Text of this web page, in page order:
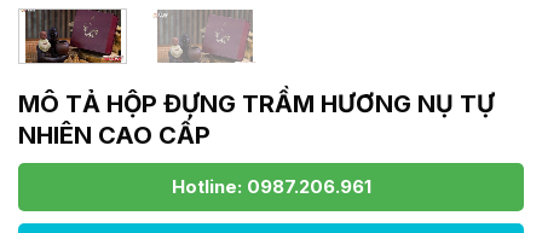
MÔ TẢ HỘP ĐỰNG TRẦM HƯƠNG NỤ TỰ
NHIÊN CAO CẤP
Hotline: 0987.206.961